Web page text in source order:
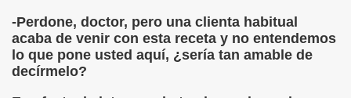
-Perdone, doctor, pero una clienta habitual
acaba de venir con esta receta y no entendemos
lo que pone usted aquí, ¿sería tan amable de
decírmelo?